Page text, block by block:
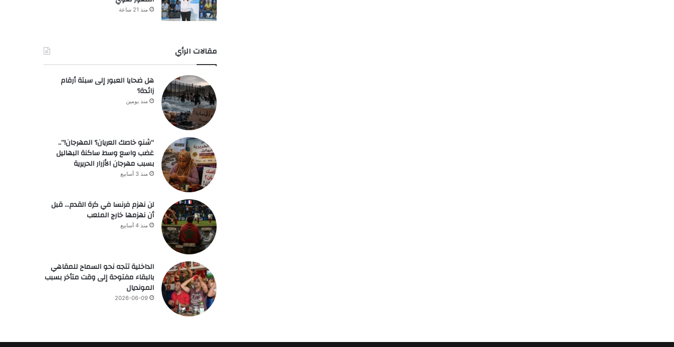
منذ 21 ساعة
مقالات الرأي
هل ضحايا العبور إلى سبتة أرقام
زائدة؟
منذ يومين
“شنو خاصك العريان؟ المهرجان!”..
غضب واسع وسط ساكنة البهاليل
بسبب مهرجان الأزرار الحريرية
منذ 3 أسابيع
لن نهزم فرنسا في كرة القدم… قبل
أن نهزمها خارج الملعب
منذ 4 أسابيع
الداخلية تتجه نحو السماح للمقاهي
بالبقاء مفتوحة إلى وقت متأخر بسبب
المونديال
2026-06-09